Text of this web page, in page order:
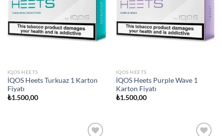
IQOS HEETS
İQOS Heets Turkuaz 1 Karton
Fiyatı
₺1.500,00
IQOS HEETS
İQOS Heets Purple Wave 1
Karton Fiyatı
₺1.500,00